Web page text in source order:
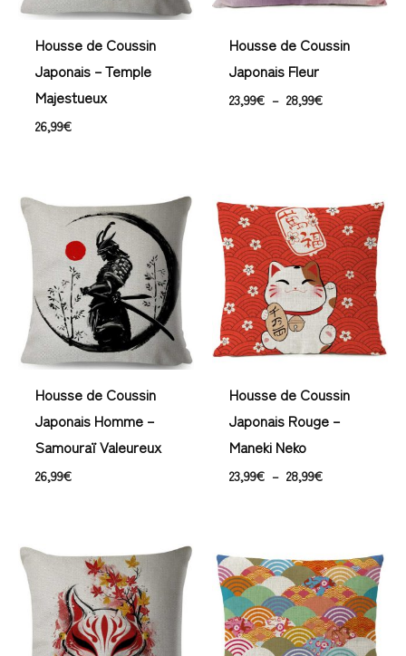
Housse de Coussin
Japonais – Temple
Majestueux
26,99€
Housse de Coussin
Japonais Fleur
23,99€ – 28,99€
Housse de Coussin
Japonais Homme –
Samouraï Valeureux
26,99€
Housse de Coussin
Japonais Rouge –
Maneki Neko
23,99€ – 28,99€
de
prix :
23,99€
à
28,99€
de
prix :
23,99€
à
28,99€